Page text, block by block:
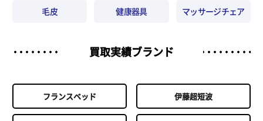
毛皮 健康器具 マッサージチェア
買取実績ブランド
フランスベッド 伊藤超短波